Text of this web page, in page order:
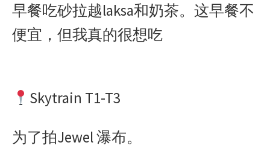
早餐吃砂拉越laksa和奶茶。这早餐不
便宜，但我真的很想吃
Skytrain T1-T3
为了拍Jewel 瀑布。